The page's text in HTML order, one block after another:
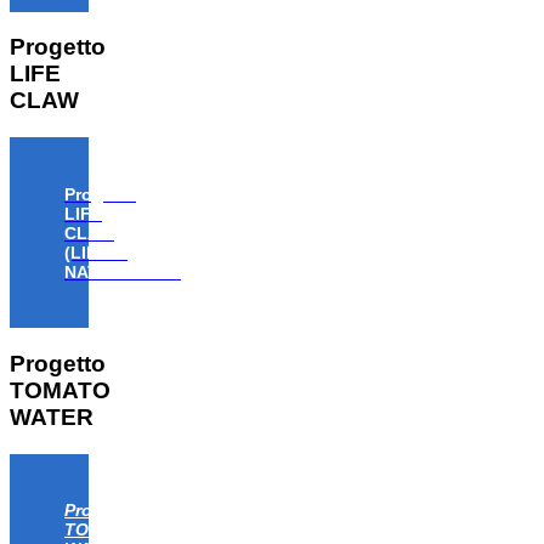
Progetto
LIFE
CLAW
Progetto
LIFE
CLAW
(LIFE18
NAT/IT/000806)
Progetto
TOMATO
WATER
Progetto
TOMATO